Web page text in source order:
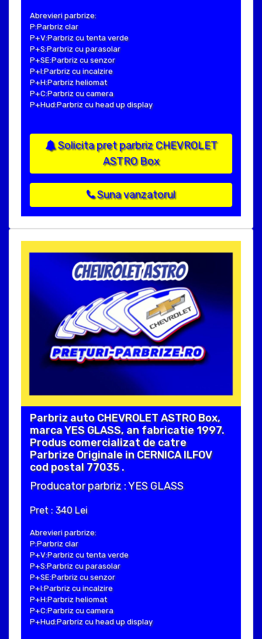
Abrevieri parbrize:
P:Parbriz clar
P+V:Parbriz cu tenta verde
P+S:Parbriz cu parasolar
P+SE:Parbriz cu senzor
P+I:Parbriz cu incalzire
P+H:Parbriz heliomat
P+C:Parbriz cu camera
P+Hud:Parbriz cu head up display
Solicita pret parbriz CHEVROLET
ASTRO Box
Suna vanzatorul
Parbriz auto CHEVROLET ASTRO Box,
marca YES GLASS, an fabricatie 1997.
Produs comercializat de catre
Parbrize Originale in CERNICA ILFOV
cod postal 77035 .
Producator parbriz : YES GLASS
Pret : 340 Lei
Abrevieri parbrize:
P:Parbriz clar
P+V:Parbriz cu tenta verde
P+S:Parbriz cu parasolar
P+SE:Parbriz cu senzor
P+I:Parbriz cu incalzire
P+H:Parbriz heliomat
P+C:Parbriz cu camera
P+Hud:Parbriz cu head up display